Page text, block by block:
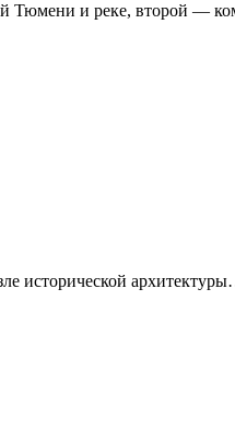
Тюмени и реке, второй —
исторической